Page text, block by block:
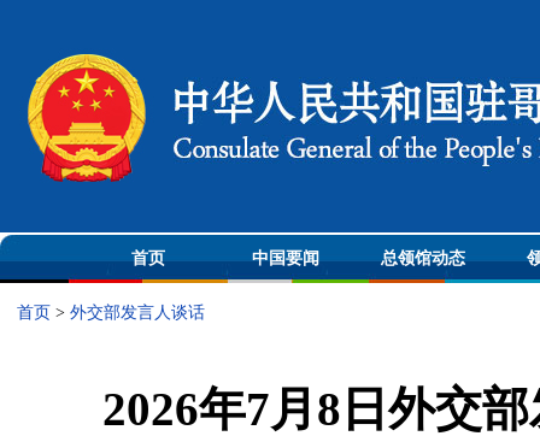
首页 中国要闻 总领馆动态
首页 > 外交部发言人谈话
2026年7月8日外交